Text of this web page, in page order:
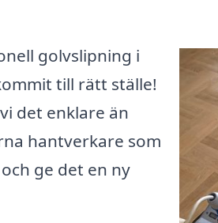
golvslipning i
till rätt ställe!
det enklare än
hantverkare som
ge det en ny